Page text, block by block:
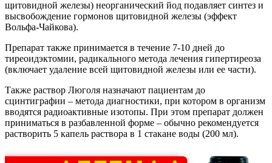
щитовидной железы) неорганический йод подавляет синтез и
высвобождение гормонов щитовидной железы (эффект
Вольфа-Чайкова).
Препарат также принимается в течение 7-10 дней до
тиреоидэктомии, радикального метода лечения гипертиреоза
(включает удаление всей щитовидной железы или ее части).
Также раствор Люголя назначают пациентам до
сцинтиграфии – метода диагностики, при котором в организм
вводятся радиоактивные изотопы. При этом препарат должен
приниматься в разбавленной форме – обычно рекомендуется
растворить 5 капель раствора в 1 стакане воды (200 мл).